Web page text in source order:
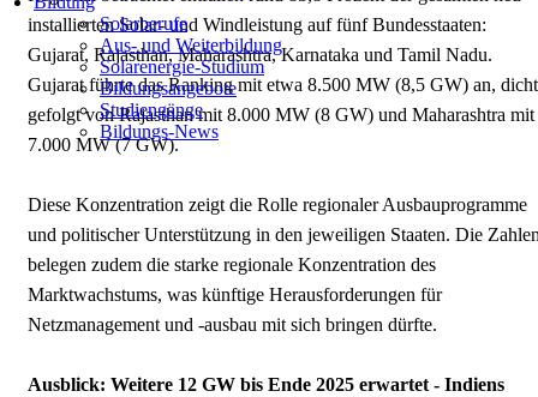
Solarberufe
Aus- und Weiterbildung
Solarenergie-Studium
Bildungsangebote
Studiengänge
Bildungs-News
installierten Solar- und Windleistung auf fünf Bundesstaaten:
Gujarat, Rajasthan, Maharashtra, Karnataka und Tamil Nadu.
Gujarat führte das Ranking mit etwa 8.500 MW (8,5 GW) an, dicht
gefolgt von Rajasthan mit 8.000 MW (8 GW) und Maharashtra mit
7.000 MW (7 GW).
Diese Konzentration zeigt die Rolle regionaler Ausbauprogramme
und politischer Unterstützung in den jeweiligen Staaten. Die
belegen zudem die starke regionale Konzentration des
Marktwachstums, was künftige Herausforderungen für
Netzmanagement und -ausbau mit sich bringen dürfte.
Ausblick: Weitere 12 GW bis Ende 2025 erwartet - Indiens